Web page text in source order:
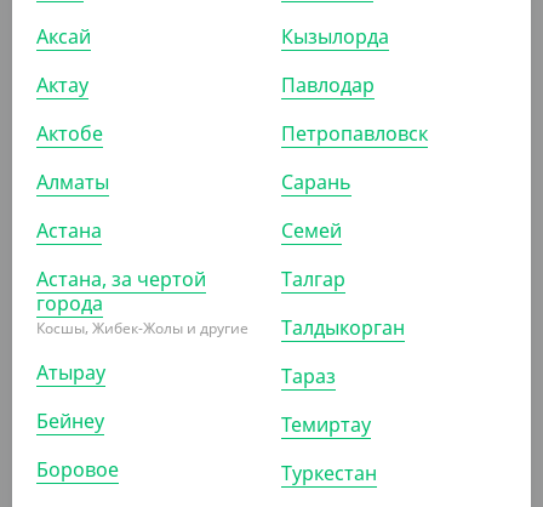
119.70
(119.70
Перчатки из полиэтилена, прозрачные, 100 шт/уп,
1 280₸
(1 280₸/ШТ)
Аксай
Актау
Актобе
Алматы
Астана
Астана, за чертой
города
Косшы, Жибек-Жолы и другие
Атырау
Бейнеу
Боровое
Кызылорда
Павлодар
Петропавловск
Сарань
Семей
Талгар
Талдыкорган
Тараз
Темиртау
Туркестан